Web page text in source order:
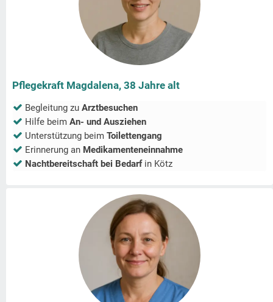
Pflegekraft Magdalena, 38 Jahre alt
Begleitung zu Arztbesuchen
Hilfe beim An- und Ausziehen
Unterstützung beim Toilettengang
Erinnerung an Medikamenteneinnahme
Nachtbereitschaft bei Bedarfin Kötz